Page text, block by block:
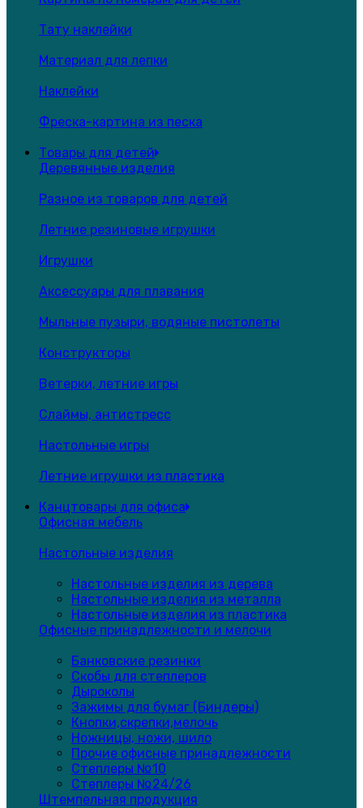
Тату наклейки
Материал для лепки
Наклейки
Фреска-картина из песка
Товары для детей
Деревянные изделия
Разное из товаров для детей
Летние резиновые игрушки
Игрушки
Аксессуары для плавания
Мыльные пузыри, водяные пистолеты
Конструкторы
Ветерки, летние игры
Слаймы, антистресс
Настольные игры
Летние игрушки из пластика
Канцтовары для офиса
Офисная мебель
Настольные изделия
Настольные изделия из дерева
Настольные изделия из металла
Настольные изделия из пластика
Офисные принадлежности и мелочи
Банковские резинки
Скобы для степлеров
Дыроколы
Зажимы для бумаг (Биндеры)
Кнопки,скрепки,мелочь
Ножницы, ножи, шило
Прочие офисные принадлежности
Степлеры №10
Степлеры №24/26
Штемпельная продукция